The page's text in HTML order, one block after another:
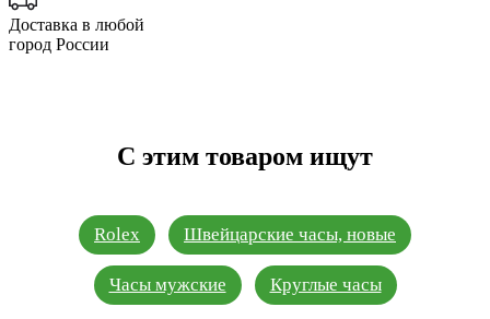
Доставка в любой
город России
С этим товаром ищут
Rolex Швейцарские часы, новые
Часы мужские Круглые часы